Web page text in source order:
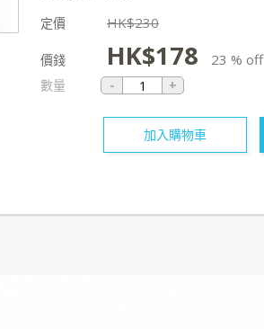
定價 HK$230
價錢 HK$178 23 % off
數量
加入購物車